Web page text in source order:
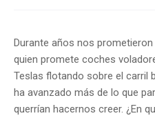
Durante años nos
quien promete coches
Teslas flotando sobre el carril
ha avanzado más de lo que
querrían hacernos creer. ¿En